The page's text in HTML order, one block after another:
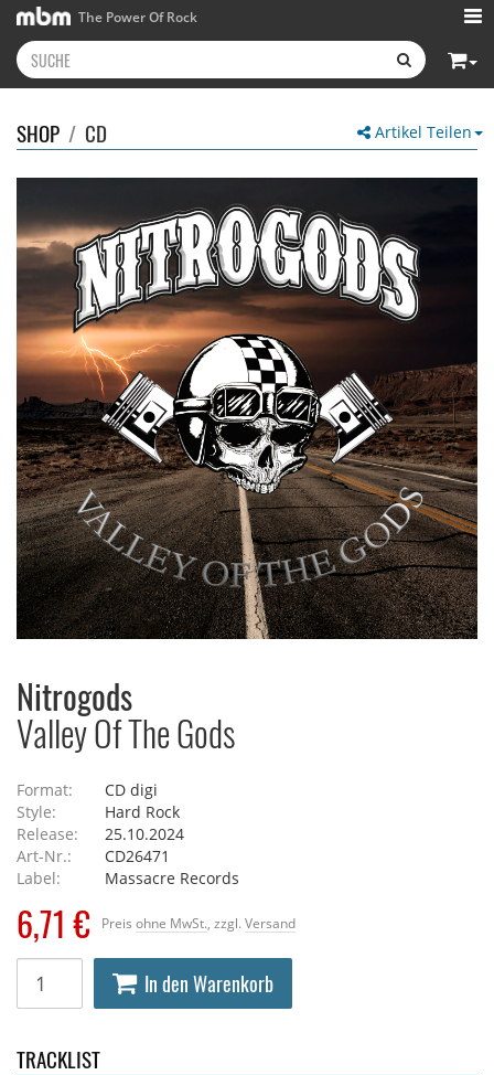
The Power Of Rock
Artikel Teilen
SHOP / CD
Nitrogods
Valley Of The Gods
Format:
CD digi
Style:
Hard Rock
Release:
25.10.2024
Art-Nr.:
CD26471
Label:
Massacre Records
Preis ohne MwSt. , zzgl. Versand
6,71 €
In den Warenkorb
TRACKLIST